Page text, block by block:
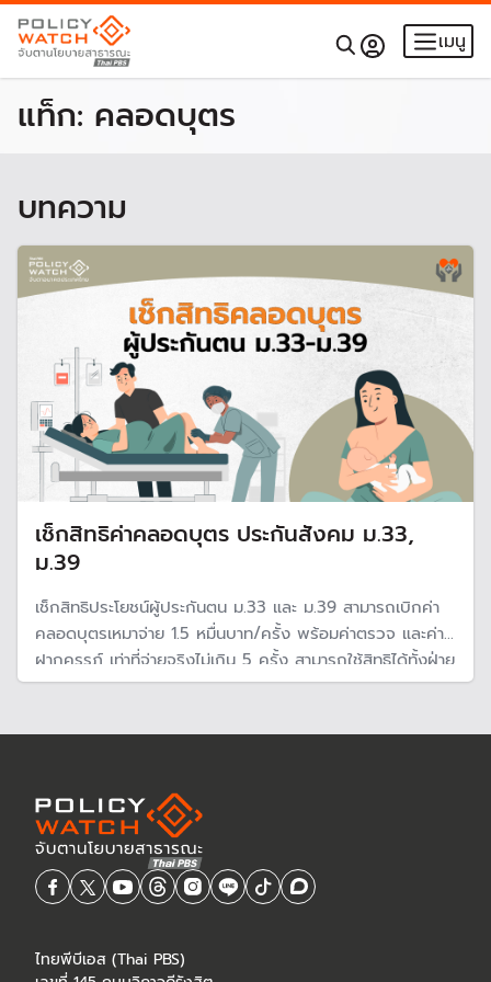
เมนู
แท็ก: คลอดบุตร
บทความ
เช็กสิทธิค่าคลอดบุตร ประกันสังคม ม.33,
ม.39
เช็กสิทธิประโยชน์ผู้ประกันตน ม.33 และ ม.39 สามารถเบิกค่า
คลอดบุตรเหมาจ่าย 1.5 หมื่นบาท/ครั้ง พร้อมค่าตรวจ และค่า
ฝากครรภ์ เท่าที่จ่ายจริงไม่เกิน 5 ครั้ง สามารถใช้สิทธิได้ทั้งฝ่าย
ชายและฝ่ายหญิง ที่เป็นผู้ประกันตนของสำนักงานประกันสังคม
ไทยพีบีเอส (Thai PBS)